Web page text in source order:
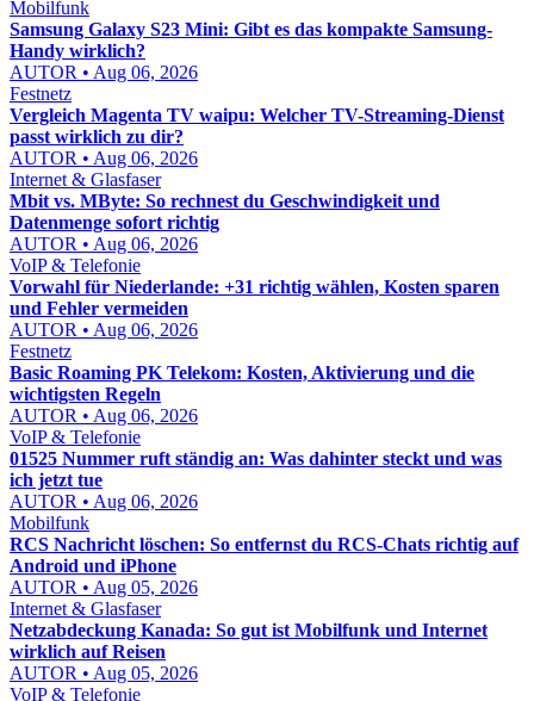
Mobilfunk
Samsung Galaxy S23 Mini: Gibt es das kompakte Samsung-
Handy wirklich?
AUTOR • Aug 06, 2026
Festnetz
Vergleich Magenta TV waipu: Welcher TV-Streaming-Dienst
passt wirklich zu dir?
AUTOR • Aug 06, 2026
Internet & Glasfaser
Mbit vs. MByte: So rechnest du Geschwindigkeit und
Datenmenge sofort richtig
AUTOR • Aug 06, 2026
VoIP & Telefonie
Vorwahl für Niederlande: +31 richtig wählen, Kosten sparen
und Fehler vermeiden
AUTOR • Aug 06, 2026
Festnetz
Basic Roaming PK Telekom: Kosten, Aktivierung und die
wichtigsten Regeln
AUTOR • Aug 06, 2026
VoIP & Telefonie
01525 Nummer ruft ständig an: Was dahinter steckt und was
ich jetzt tue
AUTOR • Aug 06, 2026
Mobilfunk
RCS Nachricht löschen: So entfernst du RCS-Chats richtig auf
Android und iPhone
AUTOR • Aug 05, 2026
Internet & Glasfaser
Netzabdeckung Kanada: So gut ist Mobilfunk und Internet
wirklich auf Reisen
AUTOR • Aug 05, 2026
VoIP & Telefonie